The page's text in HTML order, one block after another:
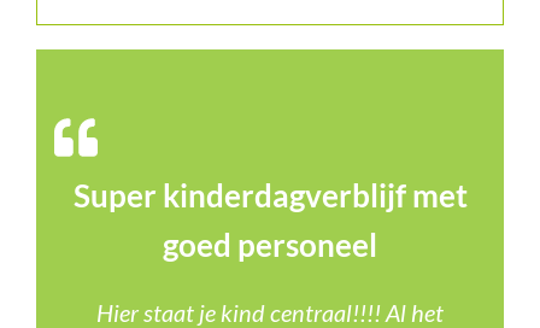
Super kinderdagverblijf met
goed personeel
Hier staat je kind centraal!!!! Al het